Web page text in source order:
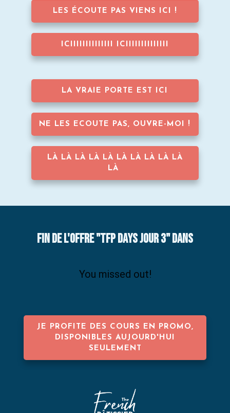
LES ÉCOUTE PAS VIENS ICI !
ICIIIIIIIIIIIIII ICIIIIIIIIIIIIII
LA VRAIE PORTE EST ICI
NE LES ECOUTE PAS, OUVRE-MOI !
LÀ LÀ LÀ LÀ LÀ LÀ LÀ LÀ LÀ LÀ
LÀ
FIN DE L'offre "TFP DAYS JOUR 3" dans
You missed out!
JE PROFITE DES COURS EN PROMO,
DISPONIBLES AUJOURD'HUI
SEULEMENT